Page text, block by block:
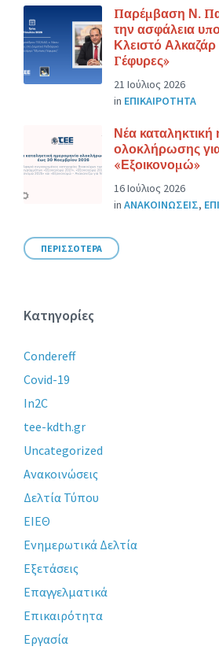
Παρέμβαση Ν.
την ασφάλεια
Κλειστό Αλκαζάρ
Γέφυρες»
21 Ιούλιος 2026
in ΕΠΙΚΑΙΡΟΤΗΤΑ
Νέα καταληκτική
ολοκλήρωσης
«Εξοικονομώ»
16 Ιούλιος 2026
in ΑΝΑΚΟΙΝΩΣΕΙΣ,
ΠΕΡΙΣΣΟΤΕΡΑ
Κατηγορίες
Condereff
Covid-19
In2C
tee-kdth.gr
Uncategorized
Ανακοινώσεις
Δελτία Τύπου
ΕΙΕΘ
Ενημερωτικά Δελτία
Εξετάσεις
Επαγγελματικά
Επικαιρότητα
Εργασία